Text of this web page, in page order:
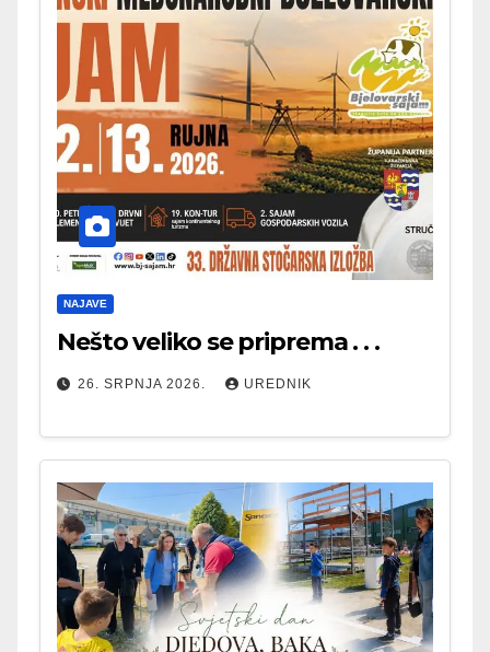
NAJAVE
Nešto veliko se priprema . . .
26. SRPNJA 2026. UREDNIK